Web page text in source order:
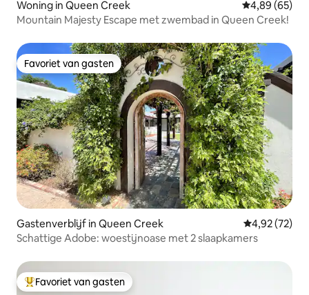
Woning in Queen Creek Gemiddelde
4,89 (65)
Mountain Majesty Escape met zwembad in Queen Creek!
Favoriet van gasten
Favoriet van gasten
Gastenverblijf in Queen Creek Gemiddelde
4,92 (72)
Schattige Adobe: woestijnoase met 2 slaapkamers
Topfavoriet van gasten
Favoriet van gasten